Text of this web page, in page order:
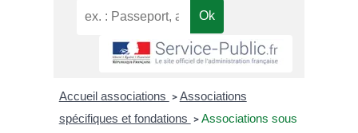
Accueil associations > Associations
spécifiques et fondations > Associations sous